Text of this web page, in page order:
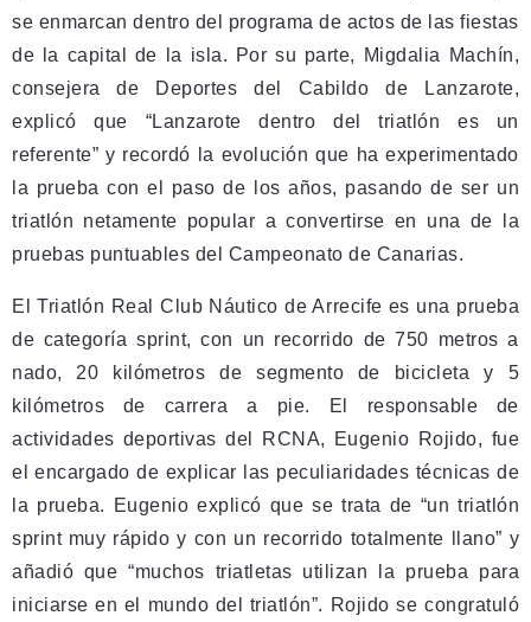
se enmarcan dentro del programa de actos de las fiestas
de la capital de la isla. Por su parte, Migdalia Machín,
consejera de Deportes del Cabildo de Lanzarote,
explicó que “Lanzarote dentro del triatlón es un
referente” y recordó la evolución que ha experimentado
la prueba con el paso de los años, pasando de ser un
triatlón netamente popular a convertirse en una de la
pruebas puntuables del Campeonato de Canarias.
El Triatlón Real Club Náutico de Arrecife es una prueba
de categoría sprint, con un recorrido de 750 metros a
nado, 20 kilómetros de segmento de bicicleta y 5
kilómetros de carrera a pie. El responsable de
actividades deportivas del RCNA, Eugenio Rojido, fue
el encargado de explicar las peculiaridades técnicas de
la prueba. Eugenio explicó que se trata de “un triatlón
sprint muy rápido y con un recorrido totalmente llano” y
añadió que “muchos triatletas utilizan la prueba para
iniciarse en el mundo del triatlón”. Rojido se congratuló